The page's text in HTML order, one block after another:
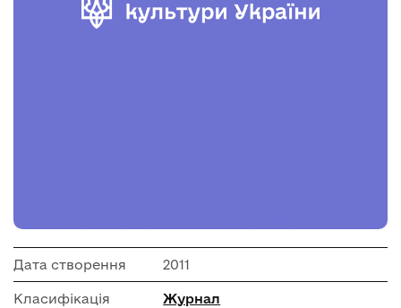
Дата створення 2011
Класифікація Журнал